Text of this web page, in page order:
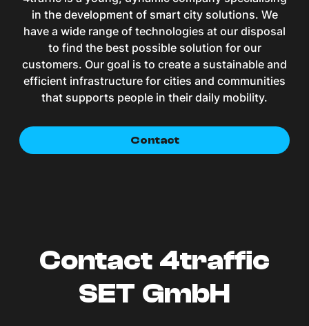
in the development of smart city solutions. We
have a wide range of technologies at our disposal
to find the best possible solution for our
customers. Our goal is to create a sustainable and
efficient infrastructure for cities and communities
that supports people in their daily mobility.
Contact
Contact 4traffic
SET GmbH